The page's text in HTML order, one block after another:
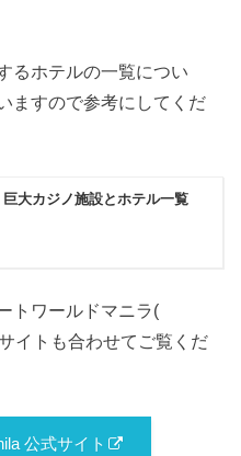
るホテルの一覧につい
ますので参考にしてくだ
巨大カジノ施設とホテル一覧
トワールドマニラ(
イトも合わせてご覧くだ
公式サイト